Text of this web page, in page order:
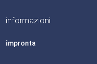
informazioni
impronta